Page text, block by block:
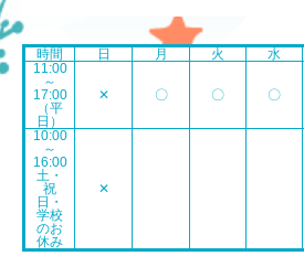
時間 日 月 火 水
11:00
～
17:00
（平
日）
✕ 〇 〇 〇
10:00
～
16:00
土・
祝
日・
学校
のお
休み
✕